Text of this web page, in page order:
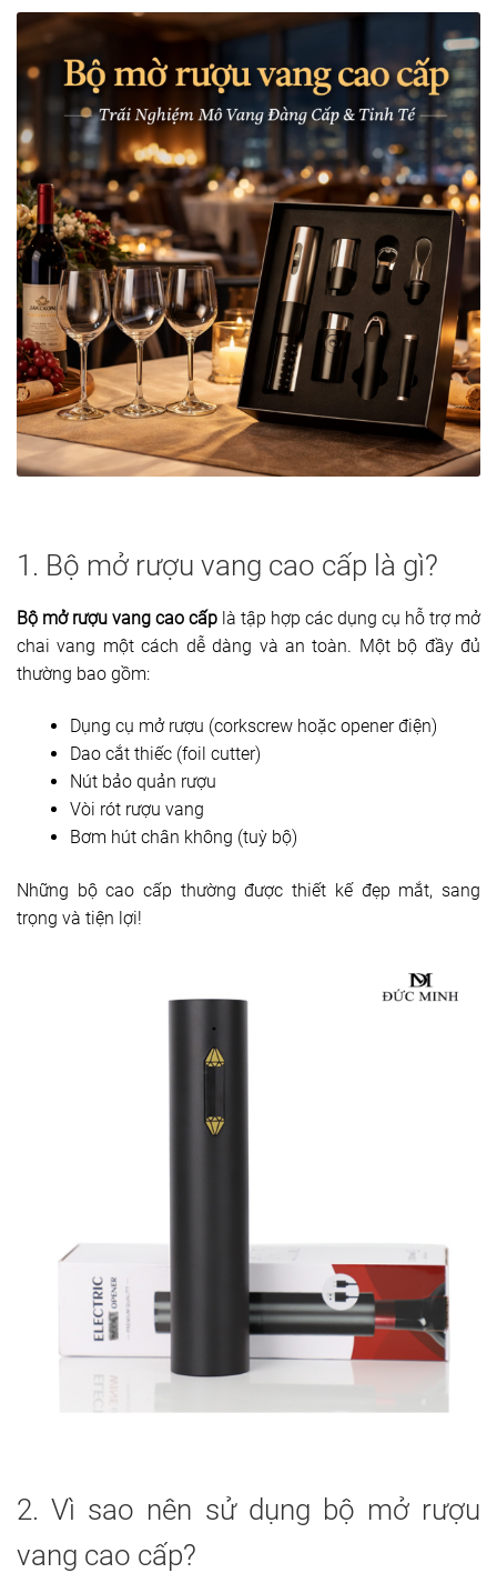
1. Bộ mở rượu vang cao cấp là gì?
Bộ mở rượu vang cao cấp là tập hợp các dụng cụ hỗ trợ mở
chai vang một cách dễ dàng và an toàn. Một bộ đầy đủ
thường bao gồm:
Dụng cụ mở rượu (corkscrew hoặc opener điện)
Dao cắt thiếc (foil cutter)
Nút bảo quản rượu
Vòi rót rượu vang
Bơm hút chân không (tuỳ bộ)
Những bộ cao cấp thường được thiết kế đẹp mắt, sang
trọng và tiện lợi!
2. Vì sao nên sử dụng bộ mở rượu
vang cao cấp?